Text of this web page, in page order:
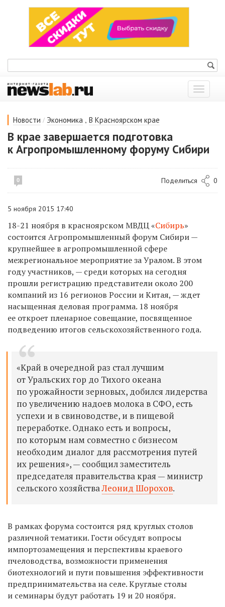
Показать
меню
Новости / Экономика , В Красноярском крае
В крае завершается подготовка
к Агропромышленному форуму Сибири
0 Поделиться 0
5 ноября 2015 17:40
18-21 ноября в красноярском МВДЦ «Сибирь»
состоится Агропромышленный форум Сибири —
крупнейшее в агропромышленной сфере
межрегиональное мероприятие за Уралом. В этом
году участников, — среди которых на сегодня
прошли регистрацию представители около 200
компаний из 16 регионов России и Китая, — ждет
насыщенная деловая программа. 18 ноября
ее откроет пленарное совещание, посвященное
подведению итогов сельскохозяйственного года.
«Край в очередной раз стал лучшим
от Уральских гор до Тихого океана
по урожайности зерновых, добился лидерства
по увеличению надоев молока в СФО, есть
успехи и в свиноводстве, и в пищевой
переработке. Однако есть и вопросы,
по которым нам совместно с бизнесом
необходим диалог для рассмотрения путей
их решения», — сообщил заместитель
председателя правительства края — министр
сельского хозяйстваЛеонид Шорохов.
В рамках форума состоится ряд круглых столов
различной тематики. Гости обсудят вопросы
импортозамещения и перспективы краевого
пчеловодства, возможности применения
биотехнологий и пути повышения эффективности
предпринимательства на селе. Круглые столы
и семинары будут работать 19 и 20 ноября.